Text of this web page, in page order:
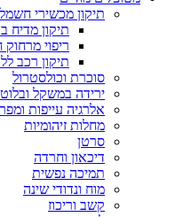
תיקון מכשירי
תיקון מדיח
ריפוי
תיקון רכב
סוכרת וכולסטרול
ירידה במשקל
אלרגיה עייפות
מחלות זיהומיות
סרטן
דיכאון וחרדה
תמיכה נפשית
מוח ונדודי שינה
קשב וריכוז